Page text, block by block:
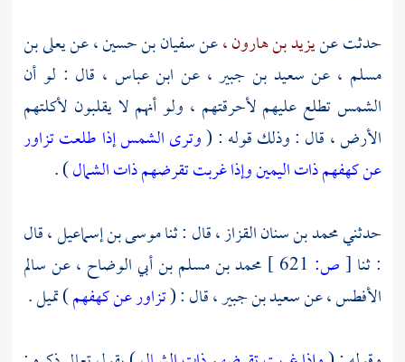
حدثت عنيزيد بن هارون ،عنسفيان بن حسين ،عنيعلى بن
مسلم ، عن سعيد بن جبير ، عن ابن عباس ، قال : لو أن
الشمس تطلع عليهم لأحرقتهم ، ولو أنهم لا يقلبون لأكلتهم
الأرض ، قال : وذلك قوله : (وترى الشمس إذا طلعت تزاور
عن كهفهم ذات اليمين وإذا غربت تقرضهم ذات الشمال) .
حدثنيمحمد بن سنان القزاز ،قال : ثناموسى بن إسماعيل ،قال
: ثنا [ص: محمد بن مسلم بن أبي الوضاح ،عنسالم
الأفطس ،عنسعيد بن جبير ،قال : (تزاور عن كهفهم) تميل .